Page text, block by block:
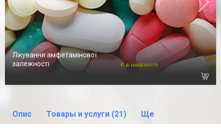
Лікування амфетамінової
залежності
Є в наявності
Опис Товары и услуги (21) Ще